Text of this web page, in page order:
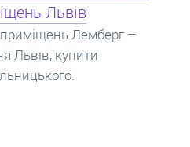
на житло під
в іпотеку – що
від Експертів